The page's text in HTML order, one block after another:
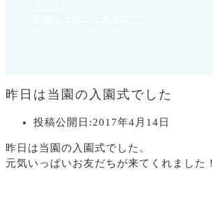
昨日は当園の入園式でした
投稿公開日:2017年4月14日
昨日は当園の入園式でした。
元気いっぱいお友だちが来てくれました！